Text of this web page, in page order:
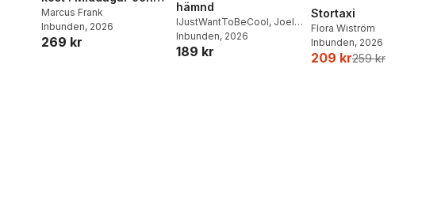
matlådor
Marcus Frank
Inbunden, 2026
269 kr
hämnd
IJustWantToBeCool, Joel
Adolphson,Emil Ejdemo
Beer ,Victor Beer
Inbunden, 2026
189 kr
Stortaxi
Flora Wiström
Inbunden, 2026
209 kr259 kr